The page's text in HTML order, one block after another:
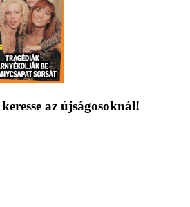
az újságosoknál!